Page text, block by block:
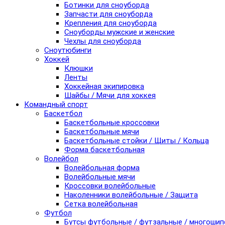
Ботинки для сноуборда
Запчасти для сноуборда
Крепления для сноуборда
Сноуборды мужские и женские
Чехлы для сноуборда
Сноутюбинги
Хоккей
Клюшки
Ленты
Хоккейная экипировка
Шайбы / Мячи для хоккея
Командный спорт
Баскетбол
Баскетбольные кроссовки
Баскетбольные мячи
Баскетбольные стойки / Щиты / Кольца
Форма баскетбольная
Волейбол
Волейбольная форма
Волейбольные мячи
Кроссовки волейбольные
Наколенники волейбольные / Защита
Сетка волейбольная
Футбол
Бутсы футбольные / футзальные /